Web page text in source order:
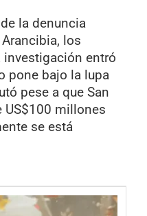
la denuncia
los
investigación entró
pone bajo la lupa
pese a que San
US$100 millones
se está